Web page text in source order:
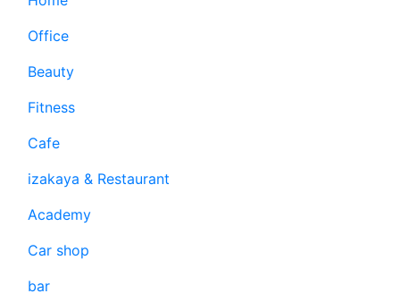
Office
Beauty
Fitness
Cafe
izakaya & Restaurant
Academy
Car shop
bar